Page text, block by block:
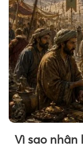
Vì sao nhân